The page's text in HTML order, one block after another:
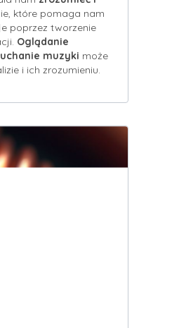
które pomaga nam
poprzez tworzenie
Oglądanie
muzyki może
i ich zrozumieniu.